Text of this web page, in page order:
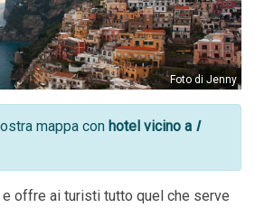
Foto di Jenny
mappa con hotel vicino a I
offre ai turisti tutto quel che serve